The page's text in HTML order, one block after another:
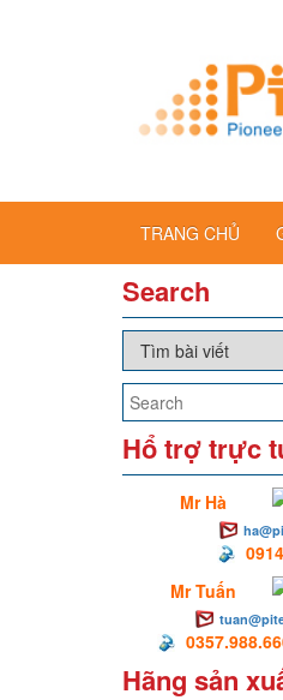
TRANG CHỦ
Search
Hổ trợ trực
Mr Hà
Mr Tuấn
Hãng sản